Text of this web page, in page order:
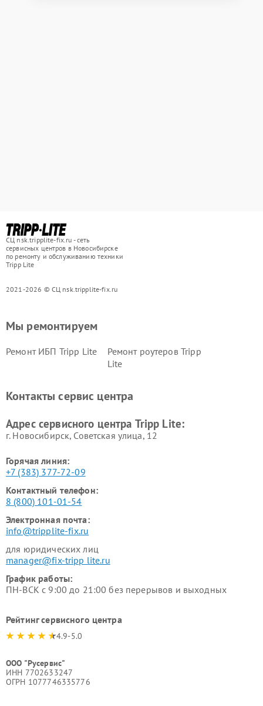
СЦ nsk.tripplite-fix.ru - сеть
сервисных центров в Новосибирске
по ремонту и обслуживанию техники
Tripp Lite
2021-2026 © СЦ nsk.tripplite-fix.ru
Мы ремонтируем
Ремонт ИБП Tripp Lite
Ремонт роутеров Tripp
Lite
Контакты сервис центра
Адрес сервисного центра Tripp Lite:
г. Новосибирск, Советская улица, 12
Горячая линия:
+7 (383) 377-72-09
Контактный телефон:
8 (800) 101-01-54
Электронная почта:
info@tripplite-fix.ru
для юридических лиц
manager@fix-tripp lite.ru
График работы:
ПН-ВСК с 9:00 до 21:00 без перерывов и выходных
Рейтинг сервисного центра
4.9-5.0
ООО "Русервис"
ИНН 7702633247
ОГРН 1077746335776